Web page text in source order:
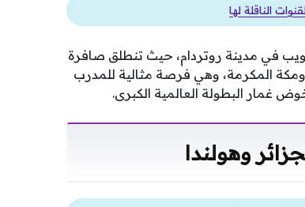
الناقلة لها
في مدينة روتردام، حيث تنطلق صافرة
المكرمة، وهي فرصة مثالية للمدرب
غمار البطولة العالمية الكبرى.
وهولندا